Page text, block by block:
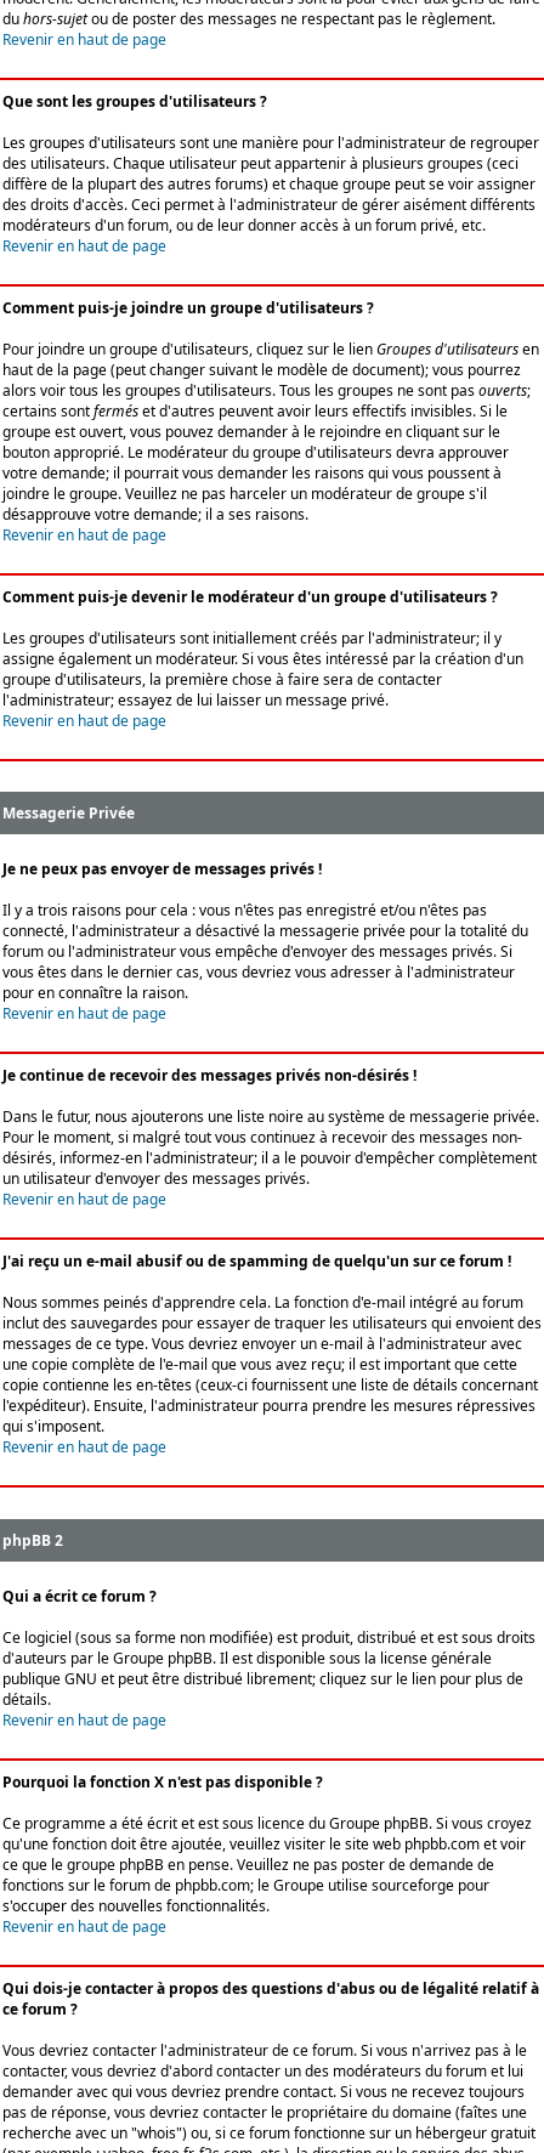
duhors-sujetou de poster des messages ne respectant pas le règlement.
Revenir en haut de page
Que sont les groupes d'utilisateurs ?
Les groupes d'utilisateurs sont une manière pour l'administrateur de regrouper
des utilisateurs. Chaque utilisateur peut appartenir à plusieurs groupes (ceci
diffère de la plupart des autres forums) et chaque groupe peut se voir assigner
des droits d'accès. Ceci permet à l'administrateur de gérer aisément différents
modérateurs d'un forum, ou de leur donner accès à un forum privé, etc.
Revenir en haut de page
Comment puis-je joindre un groupe d'utilisateurs ?
Pour joindre un groupe d'utilisateurs, cliquez sur le lienGroupes d'utilisateursen
haut de la page (peut changer suivant le modèle de document); vous pourrez
alors voir tous les groupes d'utilisateurs. Tous les groupes ne sont pasouverts;
certains sontferméset d'autres peuvent avoir leurs effectifs invisibles. Si le
groupe est ouvert, vous pouvez demander à le rejoindre en cliquant sur le
bouton approprié. Le modérateur du groupe d'utilisateurs devra approuver
votre demande; il pourrait vous demander les raisons qui vous poussent à
joindre le groupe. Veuillez ne pas harceler un modérateur de groupe s'il
désapprouve votre demande; il a ses raisons.
Revenir en haut de page
Comment puis-je devenir le modérateur d'un groupe d'utilisateurs ?
Les groupes d'utilisateurs sont initiallement créés par l'administrateur; il y
assigne également un modérateur. Si vous êtes intéressé par la création d'un
groupe d'utilisateurs, la première chose à faire sera de contacter
l'administrateur; essayez de lui laisser un message privé.
Revenir en haut de page
Messagerie Privée
Je ne peux pas envoyer de messages privés !
Il y a trois raisons pour cela : vous n'êtes pas enregistré et/ou n'êtes pas
connecté, l'administrateur a désactivé la messagerie privée pour la totalité du
forum ou l'administrateur vous empêche d'envoyer des messages privés. Si
vous êtes dans le dernier cas, vous devriez vous adresser à l'administrateur
pour en connaître la raison.
Revenir en haut de page
Je continue de recevoir des messages privés non-désirés !
Dans le futur, nous ajouterons une liste noire au système de messagerie privée.
Pour le moment, si malgré tout vous continuez à recevoir des messages non-
désirés, informez-en l'administrateur; il a le pouvoir d'empêcher complètement
un utilisateur d'envoyer des messages privés.
Revenir en haut de page
J'ai reçu un e-mail abusif ou de spamming de quelqu'un sur ce forum !
Nous sommes peinés d'apprendre cela. La fonction d'e-mail intégré au forum
inclut des sauvegardes pour essayer de traquer les utilisateurs qui envoient des
messages de ce type. Vous devriez envoyer un e-mail à l'administrateur avec
une copie complète de l'e-mail que vous avez reçu; il est important que cette
copie contienne les en-têtes (ceux-ci fournissent une liste de détails concernant
l'expéditeur). Ensuite, l'administrateur pourra prendre les mesures répressives
qui s'imposent.
Revenir en haut de page
phpBB 2
Qui a écrit ce forum ?
Ce logiciel (sous sa forme non modifiée) est produit, distribué et est sous droits
d'auteurs par leGroupe phpBB. Il est disponible sous la license générale
publique GNU et peut être distribué librement; cliquez sur le lien pour plus de
détails.
Revenir en haut de page
Pourquoi la fonction X n'est pas disponible ?
Ce programme a été écrit et est sous licence du Groupe phpBB. Si vous croyez
qu'une fonction doit être ajoutée, veuillez visiter le site web phpbb.com et voir
ce que le groupe phpBB en pense. Veuillez ne pas poster de demande de
fonctions sur le forum de phpbb.com; le Groupe utilise sourceforge pour
s'occuper des nouvelles fonctionnalités.
Revenir en haut de page
Qui dois-je contacter à propos des questions d'abus ou de légalité relatif à
ce forum ?
Vous devriez contacter l'administrateur de ce forum. Si vous n'arrivez pas à le
contacter, vous devriez d'abord contacter un des modérateurs du forum et lui
demander avec qui vous devriez prendre contact. Si vous ne recevez toujours
pas de réponse, vous devriez contacter le propriétaire du domaine (faîtes une
recherche avec un "whois") ou, si ce forum fonctionne sur un hébergeur gratuit